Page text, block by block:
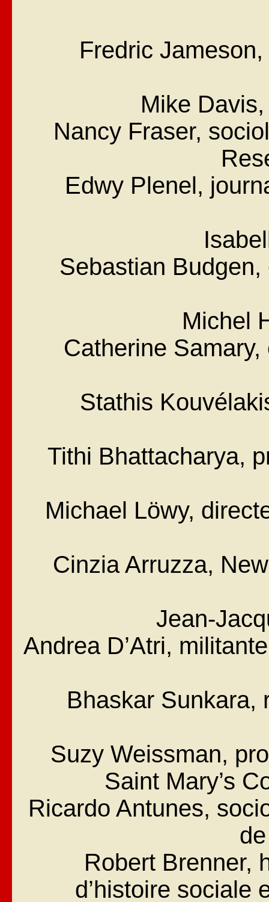
Fredric
Mike
Nancy Fraser,
Edwy Plenel,
Sebastian
Michel
Catherine
Stathis
Tithi Bhattacharya,
Michael Löwy,
Cinzia Arruzza,
Jean-
Andrea D’Atri,
Bhaskar
Suzy Weissman,
Saint Mary’s
Ricardo Antunes,
Robert Brenner,
d’histoire sociale